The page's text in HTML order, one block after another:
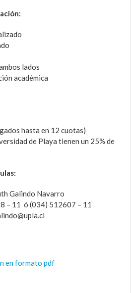
lados
académica
hasta en 12 cuotas)
de Playa tienen un 25% de
Galindo Navarro
– 11 ó (034) 512607 – 11
en formato pdf